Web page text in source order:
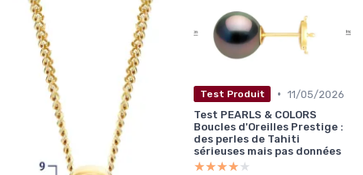
Test Produit • 11/05/2026
Test PEARLS & COLORS
Boucles d'Oreilles Prestige :
des perles de Tahiti
sérieuses mais pas données
★★★★★
★★★★★